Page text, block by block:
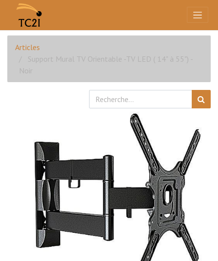
Articles
Support Mural TV Orientable -TV LED ( 14" à 55") -
Noir